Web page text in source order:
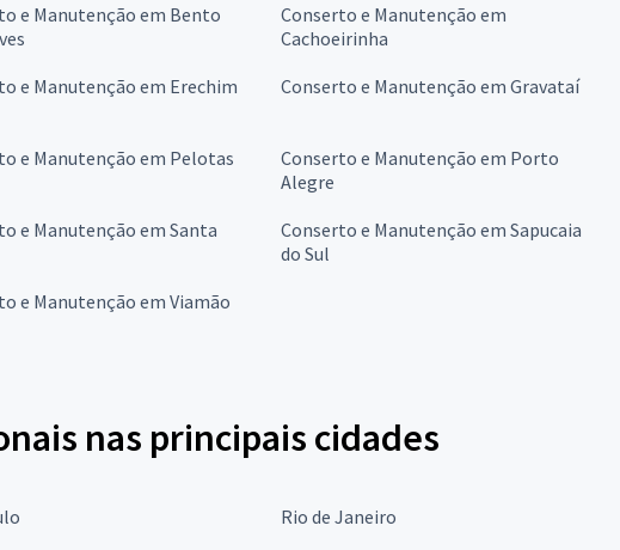
e Manutenção em Bento
Conserto e Manutenção em
Cachoeirinha
e Manutenção em Erechim Conserto e Manutenção em Gravataí
e Manutenção em Pelotas
Conserto e Manutenção em Porto
Alegre
e Manutenção em Santa
Conserto e Manutenção em Sapucaia
do Sul
e Manutenção em Viamão
nas principais cidades
Rio de Janeiro